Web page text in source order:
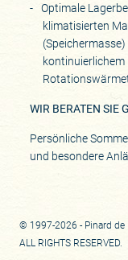
Optimale
klimatisierten
WIR BERATEN SIE
Persönliche
und besondere
© 1997-2026 - Pinard de
ALL RIGHTS RESERVED.